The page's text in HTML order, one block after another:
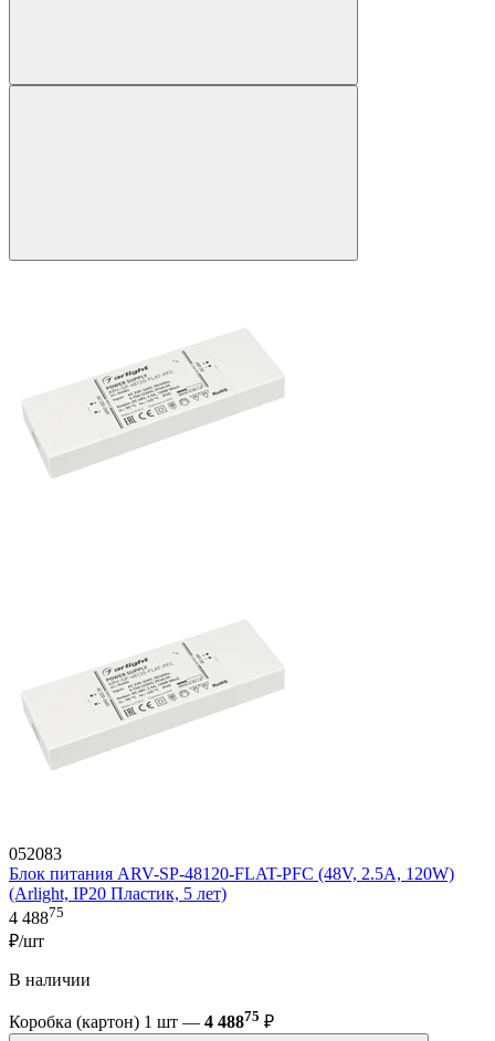
052083
Блок питания ARV-SP-48120-FLAT-PFC (48V, 2.5A, 120W)
(Arlight, IP20 Пластик, 5 лет)
4 48875
₽/шт
В наличии
Коробка (картон) 1 шт — 4 48875 ₽